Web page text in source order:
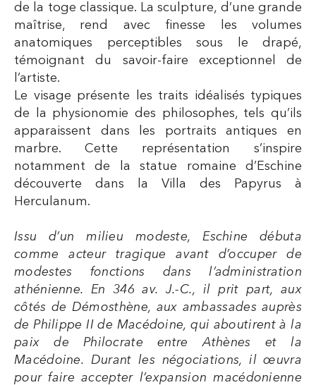
de la toge classique. La sculpture, d’une grande
maîtrise, rend avec finesse les volumes
anatomiques perceptibles sous le drapé,
témoignant du savoir-faire exceptionnel de
l’artiste.
Le visage présente les traits idéalisés typiques
de la physionomie des philosophes, tels qu’ils
apparaissent dans les portraits antiques en
marbre. Cette représentation s’inspire
notamment de la statue romaine d’Eschine
découverte dans la Villa des Papyrus à
Herculanum.
Issu d’un milieu modeste, Eschine débuta
comme acteur tragique avant d’occuper de
modestes fonctions dans l’administration
athénienne. En 346 av. J.-C., il prit part, aux
côtés de Démosthène, aux ambassades auprès
de Philippe II de Macédoine, qui aboutirent à la
paix de Philocrate entre Athènes et la
Macédoine. Durant les négociations, il œuvra
pour faire accepter l’expansion macédonienne